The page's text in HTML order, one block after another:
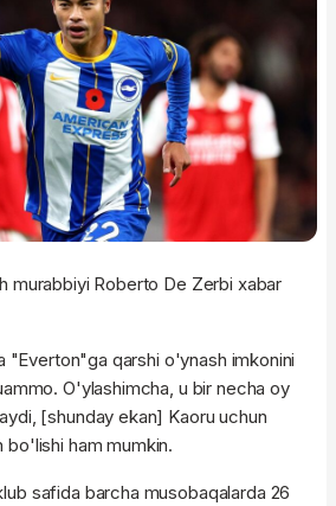
murabbiyi Roberto De Zerbi xabar
"Everton"ga qarshi o'ynash imkonini
O'ylashimcha, u bir necha oy
[shunday ekan] Kaoru uchun
bo'lishi ham mumkin.
safida barcha musobaqalarda 26